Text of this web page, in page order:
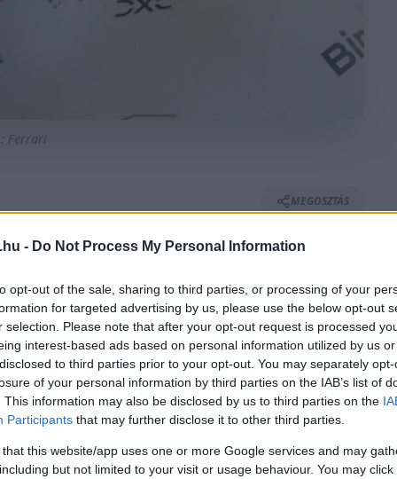
- Do Not Process My Personal Information
opt-out of the sale, sharing to third parties, or processing of your
for targeted advertising by us, please use the below opt-out
selection. Please note that after your opt-out request is processed
interest-based ads based on personal information utilized by us
to third parties prior to your opt-out. You may separately
of your personal information by third parties on the IAB’s list of
This information may also be disclosed by us to third parties on the
Participants that may further disclose it to other third parties.
that this website/app uses one or more Google services and may
but not limited to your visit or usage behaviour. You may
Ferrari
MEGOSZTÁS
⏱️ KB. 3 PERC OLVASÁS
ennek értelmében az idei,
versenyez majd a Forma–1-ben.
is régebbre nyúlik a Ferrarival,
neveltje. Az F2-es bajnokság 2017-es